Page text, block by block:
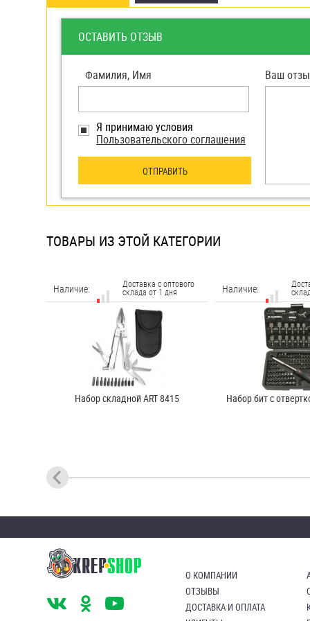
Пробки
Саморезы и шурупы
Такелаж
Шайбы
Штифты и пальцы
ОСТАВИТЬ ОТЗЫВ
Фамилия, Имя
Я принимаю условия
Пользовательского соглашения
ОТПРАВИТЬ
Ваш
ТОВАРЫ ИЗ ЭТОЙ КАТЕГОРИИ
Наличие: Доставка с оптового
склада от 1 дня
Набор складной ART 8415
Наличие:
Набор бит с
Доставка с оптового
склада от 1 дня
Доставка с оптового
склада от 1 дня
Набор Г-образных ключей FORCE
Доставка с оптового
склада от 1 дня
Доставка с оптового
склада от 1 дня
О КОМПАНИИ
ОТЗЫВЫ
ДОСТАВКА И ОПЛАТА